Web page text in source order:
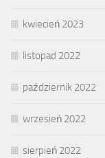
kwiecień 2023
listopad 2022
październik 2022
wrzesień 2022
sierpień 2022